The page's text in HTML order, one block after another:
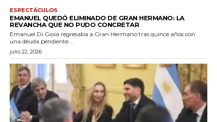
ESPECTÁCULOS
EMANUEL QUEDÓ ELIMINADO DE GRAN HERMANO: LA
REVANCHA QUE NO PUDO CONCRETAR
Emanuel Di Gioia regresaba a Gran Hermano tras quince años con
una deuda pendiente....
julio 22, 2026